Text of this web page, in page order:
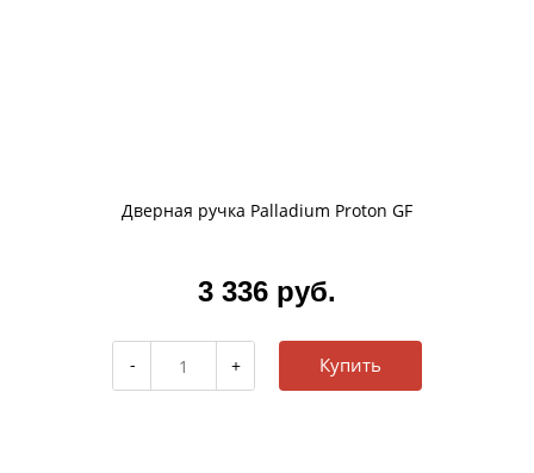
Дверная ручка Palladium Proton GF
3 336 руб.
Купить